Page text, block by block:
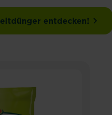
entdecken!